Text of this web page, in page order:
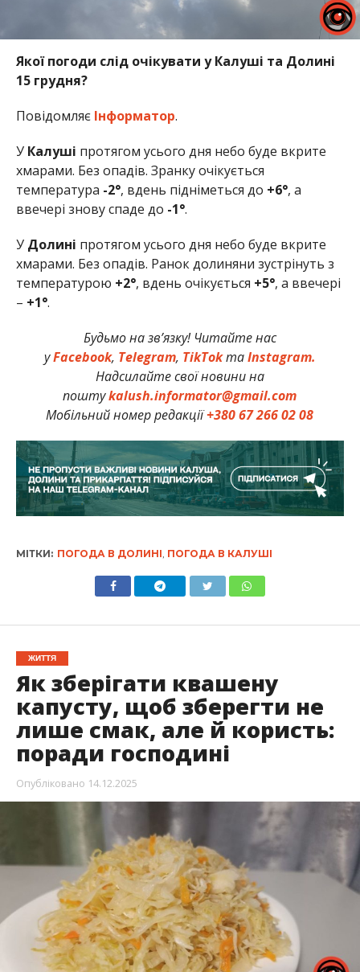
Якої погоди слід очікувати у Калуші та Долині
15 грудня?
Повідомляє Інформатор.
У Калуші протягом усього дня небо буде вкрите
хмарами. Без опадів. Зранку очікується
температура -2°, вдень підніметься до +6°, а
ввечері знову спаде до -1°.
У Долині протягом усього дня небо буде вкрите
хмарами. Без опадів. Ранок долиняни зустрінуть з
температурою +2°, вдень очікується +5°, а ввечері
– +1°.
Будьмо на зв’язку! Читайте нас
уFacebook, Telegram, TikTokтаInstagram.
Надсилайте свої новини на
поштуkalush.informator@gmail.com
Мобільний номер редакції+380 67 266 02 08
МІТКИ: ПОГОДА В ДОЛИНІ ПОГОДА В КАЛУШІ
ЖИТТЯ
Як зберігати квашену
капусту, щоб зберегти не
лише смак, але й користь:
поради господині
Опубліковано 14.12.2025